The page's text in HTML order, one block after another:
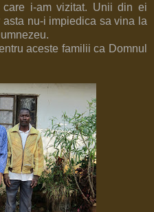
i-am vizitat. Unii din ei
nu-i impiedica sa vina la
aceste familii ca Domnul